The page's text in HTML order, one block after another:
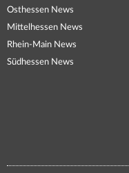
Osthessen News
Mittelhessen News
Rhein-Main News
Südhessen News